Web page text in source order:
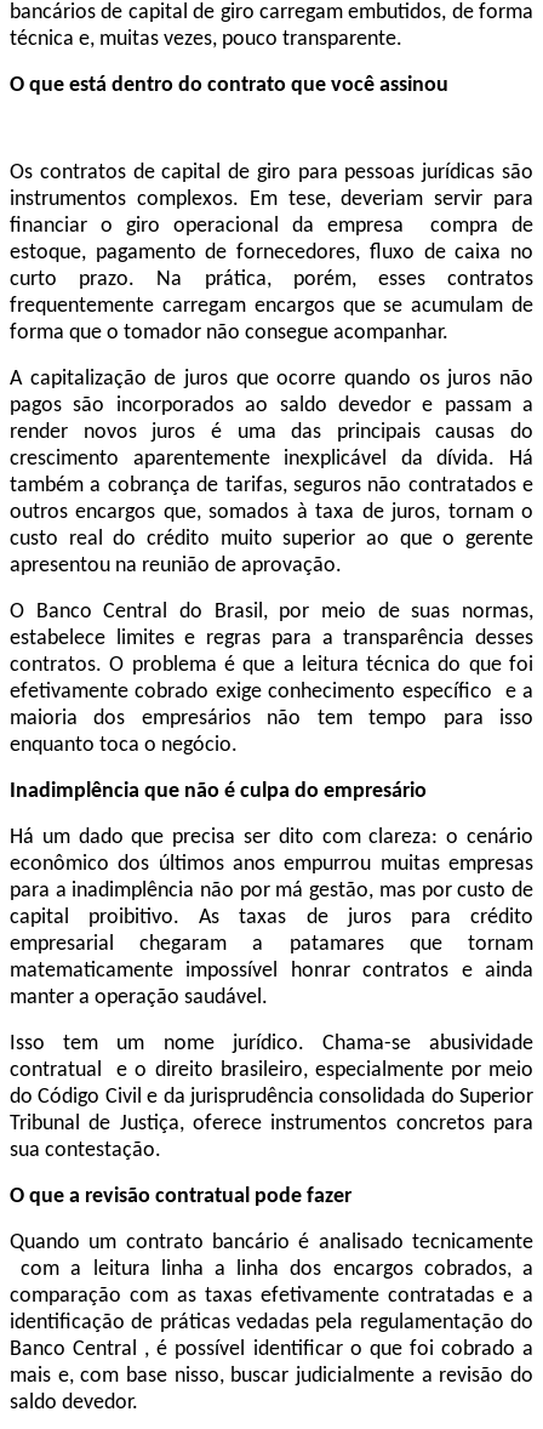
bancários de capital de giro carregam embutidos, de forma
técnica e, muitas vezes, pouco transparente.
O que está dentro do contrato que você assinou
Os contratos de capital de giro para pessoas jurídicas são
instrumentos complexos. Em tese, deveriam servir para
financiar o giro operacional da empresa compra de
estoque, pagamento de fornecedores, fluxo de caixa no
curto prazo. Na prática, porém, esses contratos
frequentemente carregam encargos que se acumulam de
forma que o tomador não consegue acompanhar.
A capitalização de juros que ocorre quando os juros não
pagos são incorporados ao saldo devedor e passam a
render novos juros é uma das principais causas do
crescimento aparentemente inexplicável da dívida. Há
também a cobrança de tarifas, seguros não contratados e
outros encargos que, somados à taxa de juros, tornam o
custo real do crédito muito superior ao que o gerente
apresentou na reunião de aprovação.
O Banco Central do Brasil, por meio de suas normas,
estabelece limites e regras para a transparência desses
contratos. O problema é que a leitura técnica do que foi
efetivamente cobrado exige conhecimento específico e a
maioria dos empresários não tem tempo para isso
enquanto toca o negócio.
Inadimplência que não é culpa do empresário
Há um dado que precisa ser dito com clareza: o cenário
econômico dos últimos anos empurrou muitas empresas
para a inadimplência não por má gestão, mas por custo de
capital proibitivo. As taxas de juros para crédito
empresarial chegaram a patamares que tornam
matematicamente impossível honrar contratos e ainda
manter a operação saudável.
Isso tem um nome jurídico. Chama-se abusividade
contratual e o direito brasileiro, especialmente por meio
do Código Civil e da jurisprudência consolidada do Superior
Tribunal de Justiça, oferece instrumentos concretos para
sua contestação.
O que a revisão contratual pode fazer
Quando um contrato bancário é analisado tecnicamente
com a leitura linha a linha dos encargos cobrados, a
comparação com as taxas efetivamente contratadas e a
identificação de práticas vedadas pela regulamentação do
Banco Central , é possível identificar o que foi cobrado a
mais e, com base nisso, buscar judicialmente a revisão do
saldo devedor.